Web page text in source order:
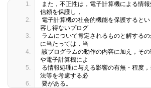
また，不正性は，電子計算機による情
信頼を保護し，
電子計算機の社会的機能を保護すると
容し得ないプログ
ラムについて肯定されるものと解する
に当たっては，当
該プログラムの動作の内容に加え，そ
や電子計算機によ
る情報処理に与える影響の有無・程度
法等を考慮する必
要がある。